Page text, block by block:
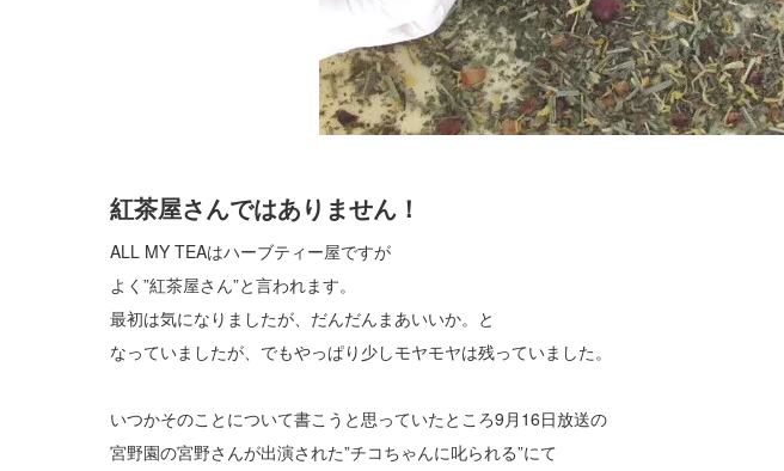
紅茶屋さんではありません！
ALL MY TEAはハーブティー屋ですが
よく”紅茶屋さん”と言われます。
最初は気になりましたが、だんだんまあいいか。と
なっていましたが、でもやっぱり少しモヤモヤは残っていました。
いつかそのことについて書こうと思っていたところ9月16日放送の
宮野園の宮野さんが出演された”チコちゃんに叱られる”にて